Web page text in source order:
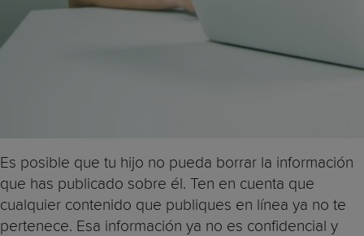
Es posible que tu hijo no pueda borrar la información
que has publicado sobre él. Ten en cuenta que
cualquier contenido que publiques en línea ya no te
pertenece. Esa información ya no es confidencial y